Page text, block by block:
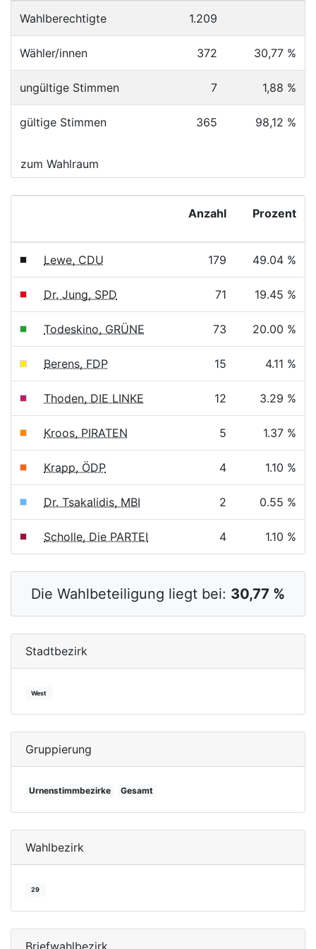
Wahlberechtigte 1.209
Wähler/innen 372 30,77 %
ungültige Stimmen 7 1,88 %
gültige Stimmen 365 98,12 %
zum Wahlraum
Anzahl Prozent
Lewe, CDU 179 49.04 %
Dr. Jung, SPD 71 19.45 %
Todeskino, GRÜNE 73 20.00 %
Berens, FDP 15 4.11 %
Thoden, DIE LINKE 12 3.29 %
Kroos, PIRATEN 5 1.37 %
Krapp, ÖDP 4 1.10 %
Dr. Tsakalidis, MBI 2 0.55 %
Scholle, Die PARTEI 4 1.10 %
Die Wahlbeteiligung liegt bei: 30,77 %
Stadtbezirk
West
Gruppierung
Urnenstimmbezirke Gesamt
Wahlbezirk
29
Briefwahlbezirk